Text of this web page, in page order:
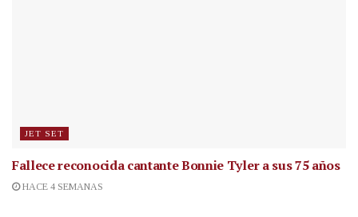
JET SET
Fallece reconocida cantanteBonnie Tyler a sus 75 años
HACE 4 SEMANAS